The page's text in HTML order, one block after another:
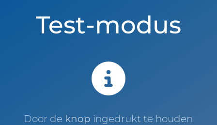
Test-modus
Door de knop ingedrukt te houden